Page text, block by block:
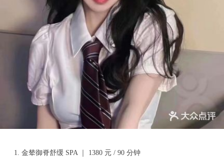
1. 金辇御脊舒缓 SPA ｜ 1380 元 / 90 分钟